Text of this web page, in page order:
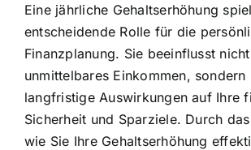
Eine jährliche Gehaltserhöhung
entscheidende Rolle für die
Finanzplanung. Sie beeinflusst
unmittelbares Einkommen, sondern
langfristige Auswirkungen auf Ihre
Sicherheit und Sparziele. Durch
wie Sie Ihre Gehaltserhöhung